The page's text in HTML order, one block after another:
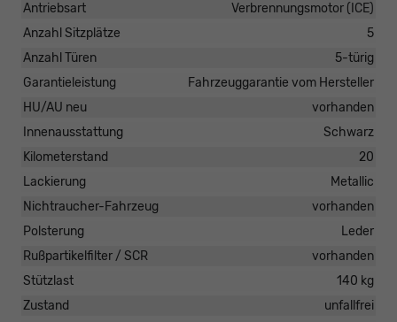
Antriebsart
Verbrennungsmotor (ICE)
Anzahl Sitzplätze
5
Anzahl Türen
5-türig
Garantieleistung
Fahrzeuggarantie vom Hersteller
HU/AU neu
vorhanden
Innenausstattung
Schwarz
Kilometerstand
20
Lackierung
Metallic
Nichtraucher-Fahrzeug
vorhanden
Polsterung
Leder
Rußpartikelfilter / SCR
vorhanden
Stützlast
140 kg
Zustand
unfallfrei